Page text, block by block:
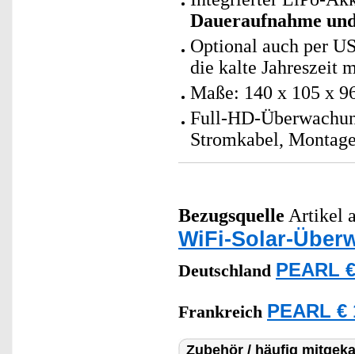
Daueraufnahme
Optional auch per
die kalte Jahreszeit
Maße: 140 x 105 x
Full-HD-
Stromkabel,
Bezugsquelle Artikel
WiFi-Solar-
Deutschland PEARL
Frankreich PEARL €
Zubehör / häufig